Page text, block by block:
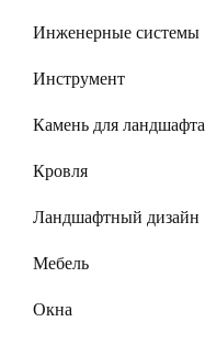
Инженерные системы
Инструмент
Камень для ландшафта
Кровля
Ландшафтный дизайн
Мебель
Окна